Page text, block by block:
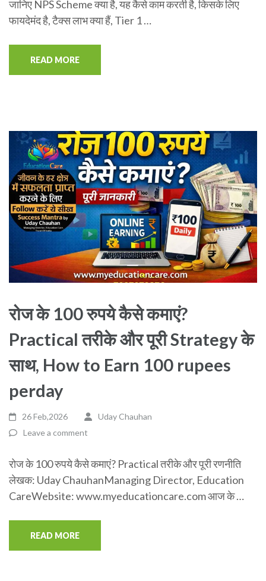
जानिए NPS Scheme क्या है, यह कैसे काम करती है, किसके लिए
फायदेमंद है, टैक्स लाभ क्या हैं, Tier 1 …
READ MORE
रोज के 100 रुपये कैसे कमाएं?
Practical तरीके और पूरी Strategy के
साथ, How to Earn 100 rupees
perday
26 Feb,2026
Uday Chauhan
Leave a comment
रोज के 100 रुपये कैसे कमाएं? Practical तरीके और पूरी रणनीति
लेखक: Uday ChauhanManaging Director, Education
CareWebsite: www.myeducationcare.com आज के …
READ MORE